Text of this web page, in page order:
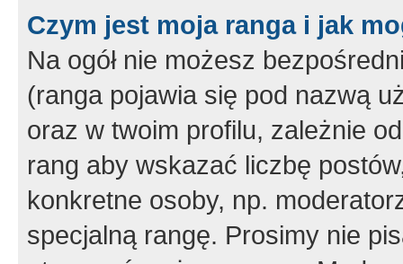
Czym jest moja ranga i jak
Na ogół nie możesz
(ranga pojawia się pod nazwą
oraz w twoim profilu, zależnie
rang aby wskazać liczbę
konkretne osoby, np.
specjalną rangę. Prosimy nie